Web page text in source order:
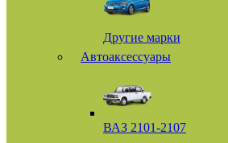
Другие марки
Автоаксессуары
ВАЗ 2101-2107